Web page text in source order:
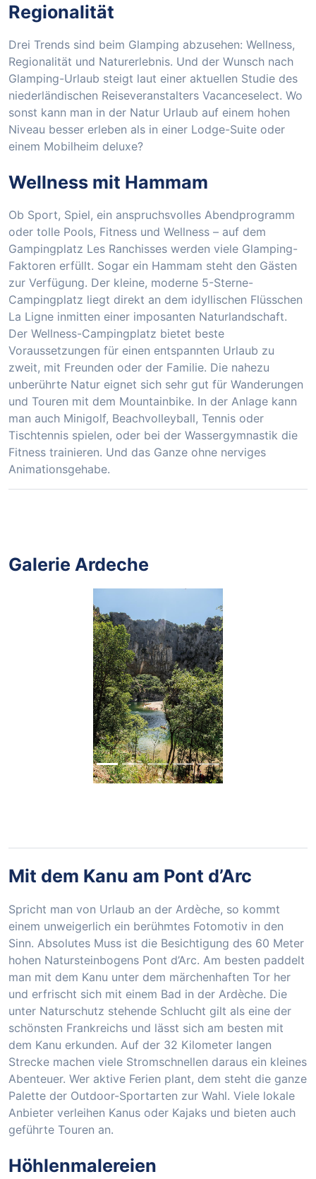
Regionalität
Drei Trends sind beim Glamping abzusehen: Wellness,
Regionalität und Naturerlebnis. Und der Wunsch nach
Glamping-Urlaub steigt laut einer aktuellen Studie des
niederländischen Reiseveranstalters Vacanceselect. Wo
sonst kann man in der Natur Urlaub auf einem hohen
Niveau besser erleben als in einer Lodge-Suite oder
einem Mobilheim deluxe?
Wellness mit Hammam
Ob Sport, Spiel, ein anspruchsvolles Abendprogramm
oder tolle Pools, Fitness und Wellness – auf dem
Gampingplatz Les Ranchisses werden viele Glamping-
Faktoren erfüllt. Sogar ein Hammam steht den Gästen
zur Verfügung. Der kleine, moderne 5-Sterne-
Campingplatz liegt direkt an dem idyllischen Flüsschen
La Ligne inmitten einer imposanten Naturlandschaft.
Der Wellness-Campingplatz bietet beste
Voraussetzungen für einen entspannten Urlaub zu
zweit, mit Freunden oder der Familie. Die nahezu
unberührte Natur eignet sich sehr gut für Wanderungen
und Touren mit dem Mountainbike. In der Anlage kann
man auch Minigolf, Beachvolleyball, Tennis oder
Tischtennis spielen, oder bei der Wassergymnastik die
Fitness trainieren. Und das Ganze ohne nerviges
Animationsgehabe.
Galerie Ardeche
Mit dem Kanu am Pont d’Arc
Spricht man von Urlaub an der Ardèche, so kommt
einem unweigerlich ein berühmtes Fotomotiv in den
Sinn. Absolutes Muss ist die Besichtigung des 60 Meter
hohen Natursteinbogens Pont d’Arc. Am besten paddelt
man mit dem Kanu unter dem märchenhaften Tor her
und erfrischt sich mit einem Bad in der Ardèche. Die
unter Naturschutz stehende Schlucht gilt als eine der
schönsten Frankreichs und lässt sich am besten mit
dem Kanu erkunden. Auf der 32 Kilometer langen
Strecke machen viele Stromschnellen daraus ein kleines
Abenteuer. Wer aktive Ferien plant, dem steht die ganze
Palette der Outdoor-Sportarten zur Wahl. Viele lokale
Anbieter verleihen Kanus oder Kajaks und bieten auch
geführte Touren an.
Höhlenmalereien